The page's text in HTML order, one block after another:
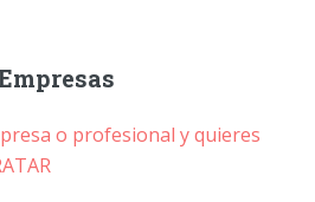
o profesional y quieres